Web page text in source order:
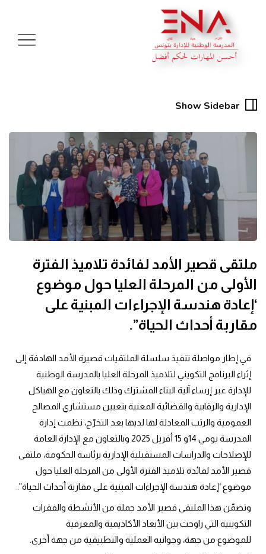
Show Sidebar
ملتقى قصير الأمد لفائدة تلاميذ الفترة
الأولى من المرحلة العليا حول موضوع
‘إعادة هندسة الإجراءات المبنية على
مقاربة أحداث الحياة”.
في إطار مواصلة تنفيذ سلسلة الملتقيات قصيرة الأمد الهادفة إلى
إثراء البرنامج التكويني لتلاميذ المرحلة العليا بالمدرسة الوطنية
للإدارة عبر إرساء آلية البناء المشترك وذلك بالتعاون مع الهياكل
الإدارية والرقابية والقضائية المعنية بتعيين مستشاري المصالح
العمومية والرتب المعادلة لها لديها بعد التخرّج، نظمت إدارة
المدرسة يومي 14و 15 أفريل 2025 وبالتعاون مع الإدارة العامة
للإصلاحات والدراسات المستقبلية الإدارية برئاسة الحكومة، ملتقى
قصير الأمد لفائدة تلاميذ الفترة الأولى من المرحلة العليا حول
موضوع ‘إعادة هندسة الإجراءات المبنية على مقاربة أحداث الحياة”.
وتضمّن هذا الملتقى قصير الأمد جملة من الأنشطة والفقرات
التكوينية التي راوحت بين الأبعاد الأكاديمية والمعرفية
للموضوع من جهة، وجوانبه العملية والتطبيقية من جهة أخرى.